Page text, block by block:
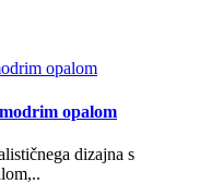
opalom
dizajna s